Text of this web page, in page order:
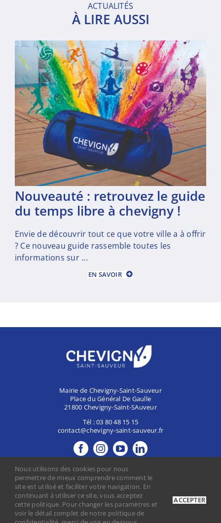
ACTUALITÉS
À LIRE AUSSI
nouveauté : retrouvez le guide
du temps libre à chevigny !
Envie de découvrir tout ce que votre ville a à offrir
? Ce nouveau guide rassemble toutes les
informations sur ...
EN SAVOIR
Mairie de Chevigny-Saint-Sauveur
Place du Général De Gaulle
21800 Chevigny-Saint-SAuveur
Tél :03 80 48 15 15
contact@chevigny-saint-sauveur.fr
MES DÉMARCHES
CONTACTER LA MAIRIE
Mentions légales
Politique de confidentialité
Nous utilisons des cookies pour nous
permettre de mieux comprendre comment le
site est utilisé et faciliter votre navigation. En
continuant à utiliser ce site, vous acceptez
cette politique. Pour changer les paramètres et
voir le détail complet de notre politique de
ACCEPTER